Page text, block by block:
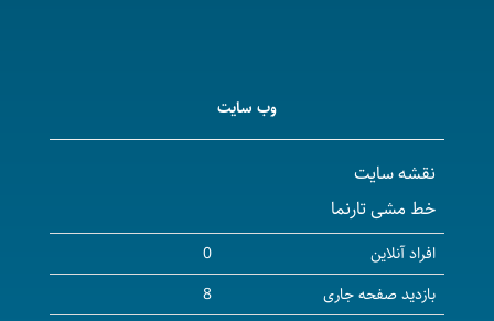
وب سایت
نقشه سایت
خط مشی تارنما
افراد آنلاین
0
بازدید صفحه جاری
8